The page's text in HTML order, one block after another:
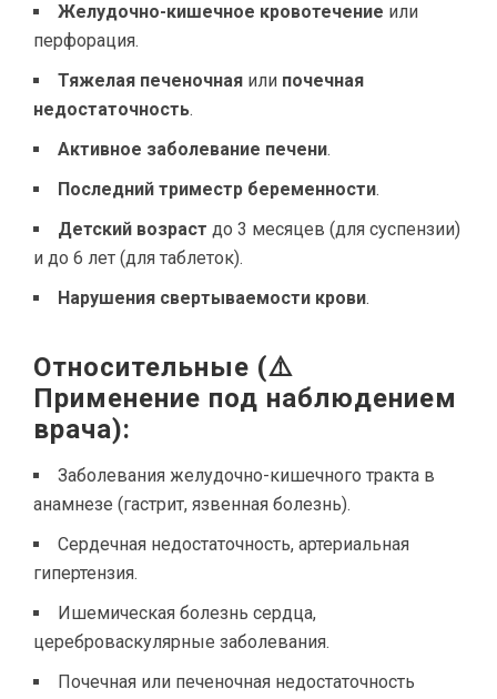
Желудочно-кишечное кровотечение или
перфорация.
Тяжелая печеночная или почечная
недостаточность.
Активное заболевание печени.
Последний триместр беременности.
Детский возраст до 3 месяцев (для суспензии)
и до 6 лет (для таблеток).
Нарушения свертываемости крови.
Относительные (⚠️
Применение под наблюдением
врача):
Заболевания желудочно-кишечного тракта в
анамнезе (гастрит, язвенная болезнь).
Сердечная недостаточность, артериальная
гипертензия.
Ишемическая болезнь сердца,
цереброваскулярные заболевания.
Почечная или печеночная недостаточность